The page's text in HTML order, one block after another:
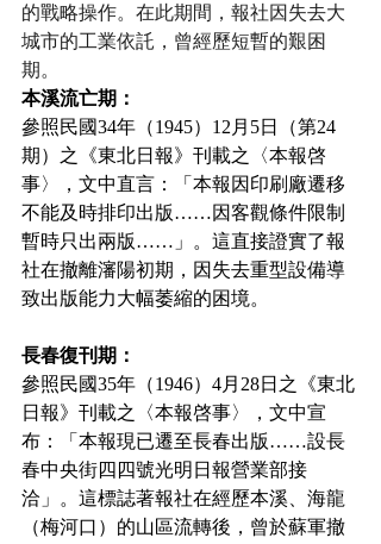
的戰略操作。在此期間，報社因失去大
城市的工業依託，曾經歷短暫的艱困
期。
本溪流亡期：
參照民國34年（1945）12月5日（第24
期）之《東北日報》刊載之〈本報啓
事〉，文中直言：「本報因印刷廠遷移
不能及時排印出版……因客觀條件限制
暫時只出兩版……」。這直接證實了報
社在撤離瀋陽初期，因失去重型設備導
致出版能力大幅萎縮的困境。
長春復刊期：
參照民國35年（1946）4月28日之《東北
日報》刊載之〈本報啓事〉，文中宣
布：「本報現已遷至長春出版……設長
春中央街四四號光明日報營業部接
洽」。這標誌著報社在經歷本溪、海龍
（梅河口）的山區流轉後，曾於蘇軍撤